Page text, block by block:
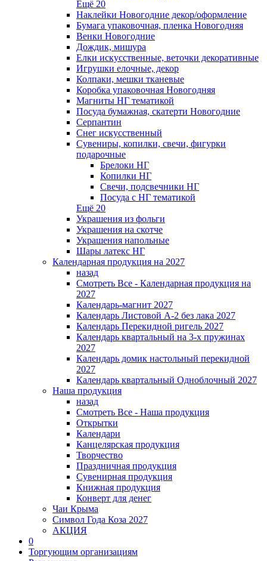
Ещё 20
Наклейки Новогодние декор/оформление
Бумага упаковочная, пленка Новогодняя
Венки Новогодние
Дождик, мишура
Елки искусственные, веточки декоративные
Игрушки елочные, декор
Колпаки, мешки тканевые
Коробка упаковочная Новогодняя
Магниты НГ тематикой
Посуда бумажная, скатерти Новогодние
Серпантин
Снег искусственный
Сувениры, копилки, свечи, фигурки
подарочные
Брелоки НГ
Копилки НГ
Свечи, подсвечники НГ
Посуда с НГ тематикой
Ещё 20
Украшения из фольги
Украшения на скотче
Украшения напольные
Шары латекс НГ
Календарная продукция на 2027
назад
Смотреть Все - Календарная продукция на
2027
Календарь-магнит 2027
Календарь Листовой А-2 без лака 2027
Календарь Перекидной ригель 2027
Календарь квартальный на 3-х пружинах
2027
Календарь домик настольный перекидной
2027
Календарь квартальный Одноблочный 2027
Наша продукция
назад
Смотреть Все - Наша продукция
Открытки
Календари
Канцелярская продукция
Творчество
Праздничная продукция
Сувенирная продукция
Книжная продукция
Конверт для денег
Чаи Крыма
Символ Года Коза 2027
АКЦИЯ
0
Торгующим организациям